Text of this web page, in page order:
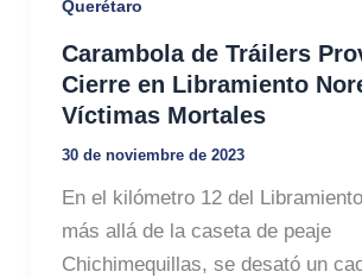
Querétaro
Carambola de Tráilers
Cierre en Libramiento
Víctimas Mortales
30 de noviembre de 2023
En el kilómetro 12 del
más allá de la caseta de peaje
Chichimequillas, se desató un